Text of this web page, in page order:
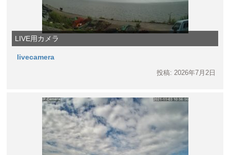
LIVE用カメラ
livecamera
投稿: 2026年7月2日